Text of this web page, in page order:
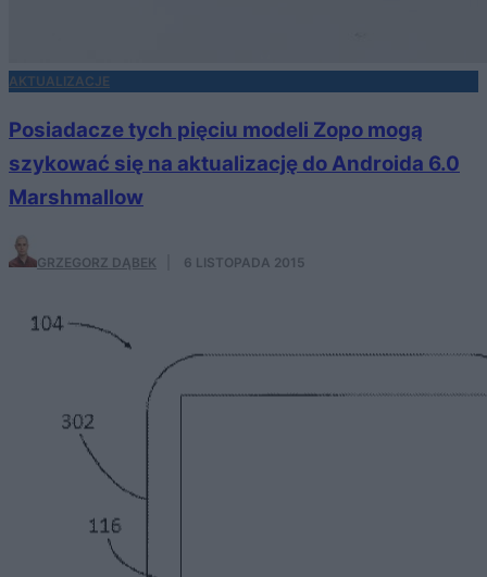
AKTUALIZACJE
Posiadacze tych pięciu modeli Zopo mogą
szykować się na aktualizację do Androida 6.0
Marshmallow
GRZEGORZ DĄBEK 6 LISTOPADA 2015